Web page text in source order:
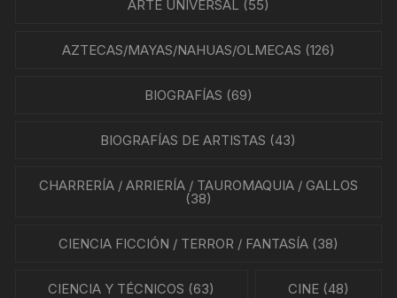
ARTE UNIVERSAL (55)
AZTECAS/MAYAS/NAHUAS/OLMECAS (126)
BIOGRAFÍAS (69)
BIOGRAFÍAS DE ARTISTAS (43)
CHARRERÍA / ARRIERÍA / TAUROMAQUIA / GALLOS
(38)
CIENCIA FICCIÓN / TERROR / FANTASÍA(38)
CIENCIA Y TÉCNICOS (63) CINE(48)